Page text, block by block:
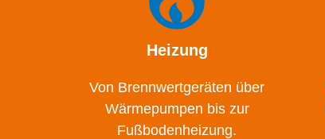
Heizung
Von Brennwertgeräten über
Wärmepumpen bis zur
Fußbodenheizung.